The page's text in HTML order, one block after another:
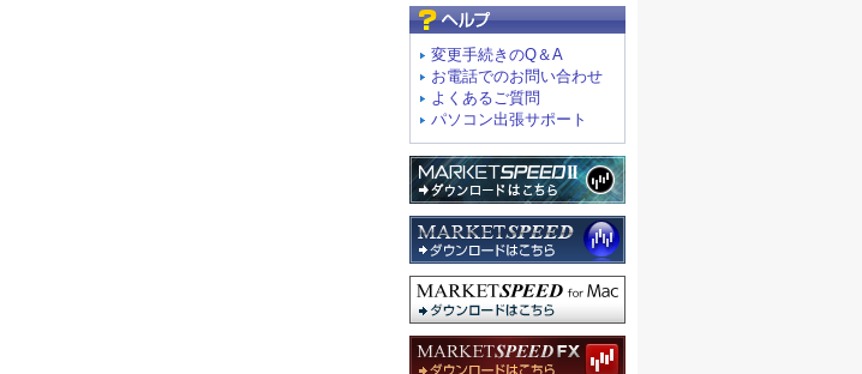
変更手続きのQ＆A
お電話でのお問い合わせ
よくあるご質問
パソコン出張サポート